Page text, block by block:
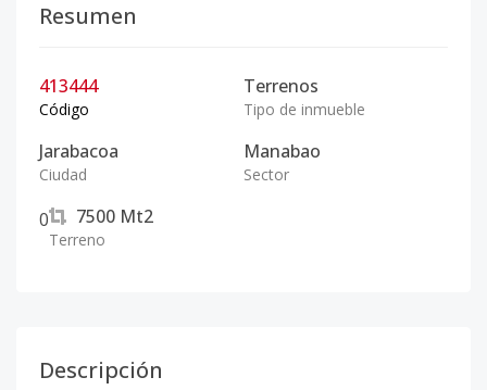
Resumen
413444
Código
Terrenos
Tipo de inmueble
Jarabacoa
Ciudad
Manabao
Sector
0 7500 Mt2
Terreno
Descripción